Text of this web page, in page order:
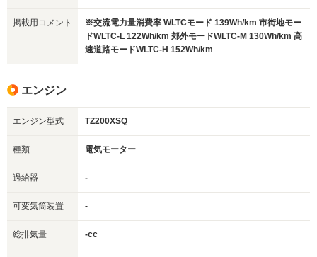
掲載用コメント
※交流電力量消費率 WLTCモード 139Wh/km 市街地モー
ドWLTC-L 122Wh/km 郊外モードWLTC-M 130Wh/km 高
速道路モードWLTC-H 152Wh/km
エンジン
エンジン型式 TZ200XSQ
種類 電気モーター
過給器 -
可変気筒装置 -
総排気量 -cc